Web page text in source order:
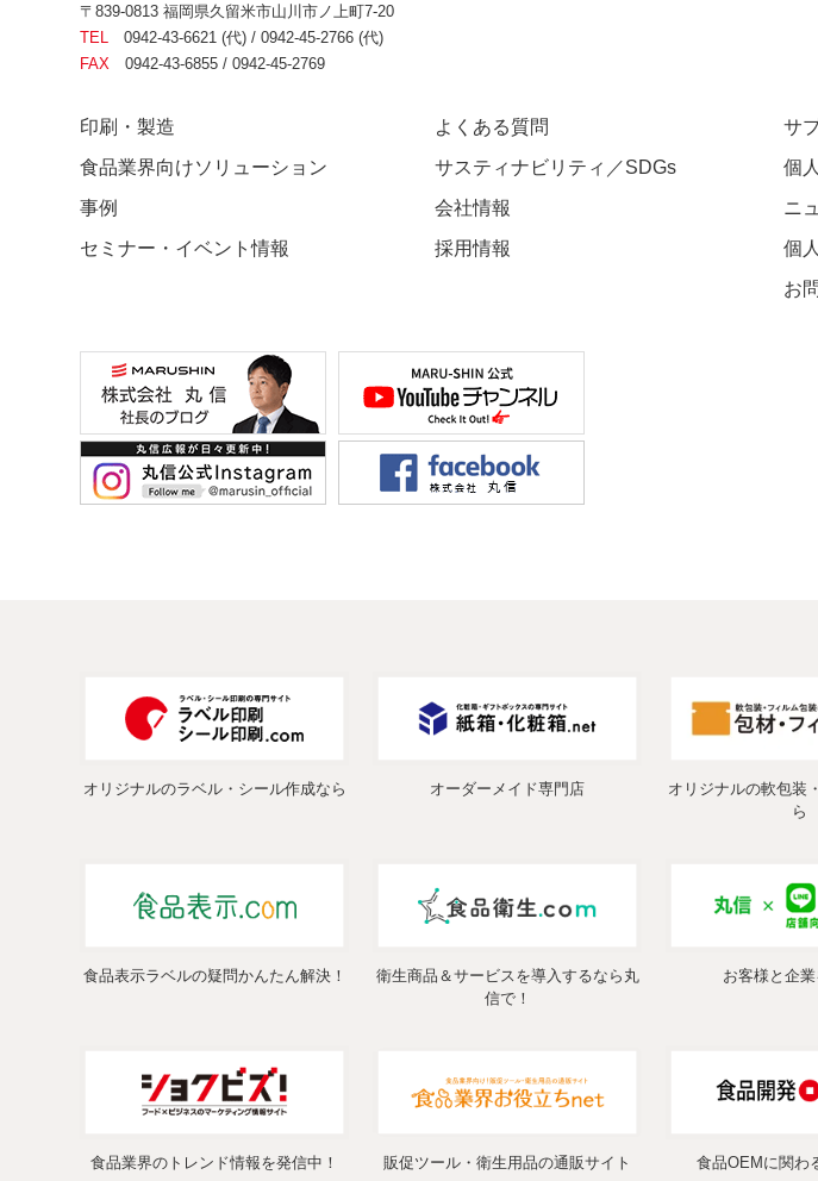
〒839-0813 福岡県久留米市山川市ノ上町7-20
TEL
0942-43-6621 (代) / 0942-45-2766 (代)
FAX 0942-43-6855 / 0942-45-2769
印刷・製造
食品業界向けソリューション
事例
セミナー・イベント情報
よくある質問
サスティナビリティ／SDGs
会社情報
採用情報
サ
個
ニ
個
お
オリジナルのラベル・シール作成なら オーダーメイド専門店
オリジナルの軟包装
ら
食品表示ラベルの疑問かんたん解決！
衛生商品＆サービスを導入するなら丸
信で！
お客様と企
食品業界のトレンド情報を発信中！ 販促ツール・衛生用品の通販サイト 食品OEMに関わ